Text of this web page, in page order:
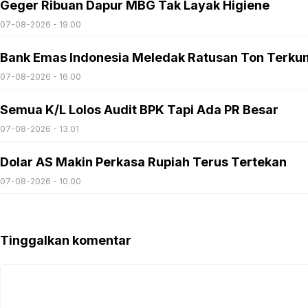
Geger Ribuan Dapur MBG Tak Layak Higiene
07-08-2026 - 19.00
Bank Emas Indonesia Meledak Ratusan Ton
07-08-2026 - 16.00
Semua K/L Lolos Audit BPK Tapi Ada PR Besar
07-08-2026 - 13.01
Dolar AS Makin Perkasa Rupiah Terus Tertekan
07-08-2026 - 10.00
Tinggalkan komentar